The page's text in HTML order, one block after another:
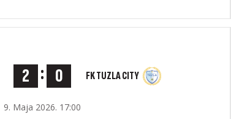
2 : 0 FK TUZLA CITY
9. Maja 2026. 17:00